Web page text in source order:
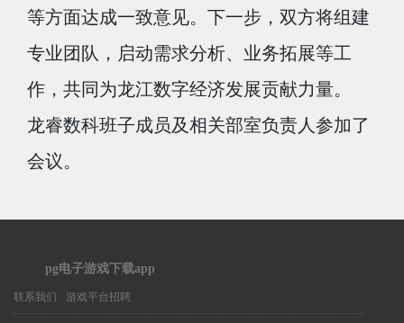
等方面达成一致意见。下一步，双方将组建
专业团队，启动需求分析、业务拓展等工
作，共同为龙江数字经济发展贡献力量。
龙睿数科班子成员及相关部室负责人参加了
会议。
pg电子游戏下载app
联系我们 游戏平台招聘